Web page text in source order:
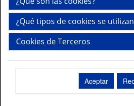
¿Qué tipos de cookies se
Cookies de Terceros